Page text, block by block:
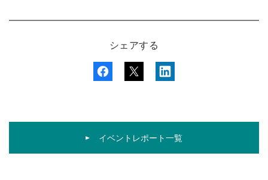
シェアする
イベントレポート一覧